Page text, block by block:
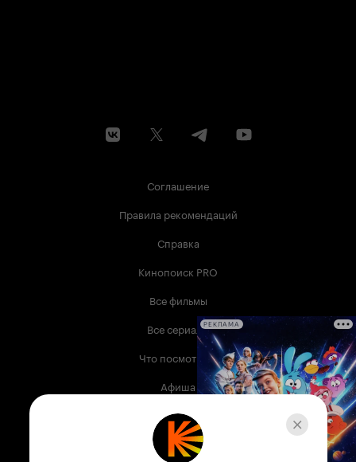
Соглашение
Правила рекомендаций
Справка
Кинопоиск PRO
Все фильмы
Все сериалы
Что посмотреть
Афиша
Музыка
Телепрограмма
РЕКЛАМА